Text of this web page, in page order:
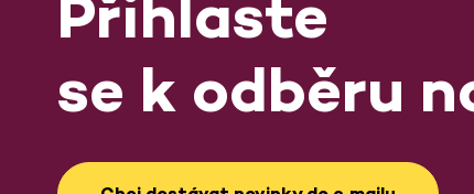
se k odběru